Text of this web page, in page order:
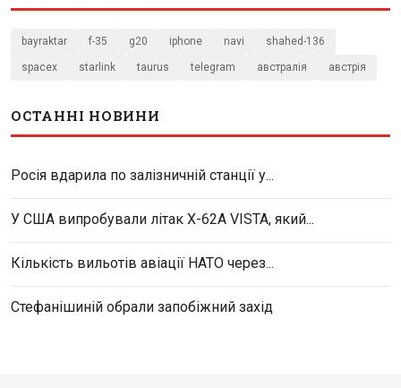
bayraktar f-35 g20 iphone navi shahed-136
spacex starlink taurus telegram австралія австрія
ОСТАННІ НОВИНИ
Росія вдарила по залізничній станції у...
У США випробували літак X-62A VISTA, який...
Кількість вильотів авіації НАТО через...
Стефанішиній обрали запобіжний захід